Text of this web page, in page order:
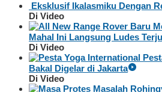
Eksklusif Ikalasmiku Dengan
Di Video
Baru
Mahal Ini Langsung Ludes
Di Video
Bakal Digelar di Jakarta
Di Video